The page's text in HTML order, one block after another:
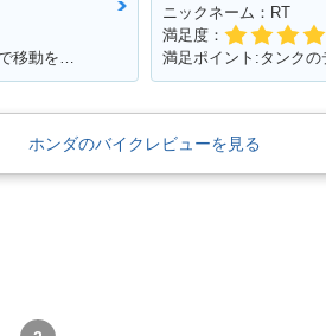
満足ポイント:全部 ※今回のイベントでの撮影は、積載車等で移動をしており、 公道の走行はしておりません。
ニックネーム：RT
満足度：
満足ポイント:タンクの
ホンダのバイクレビューを見る